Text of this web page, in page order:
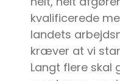
kvalificerede
landets
kræver at vi
Langt flere skal